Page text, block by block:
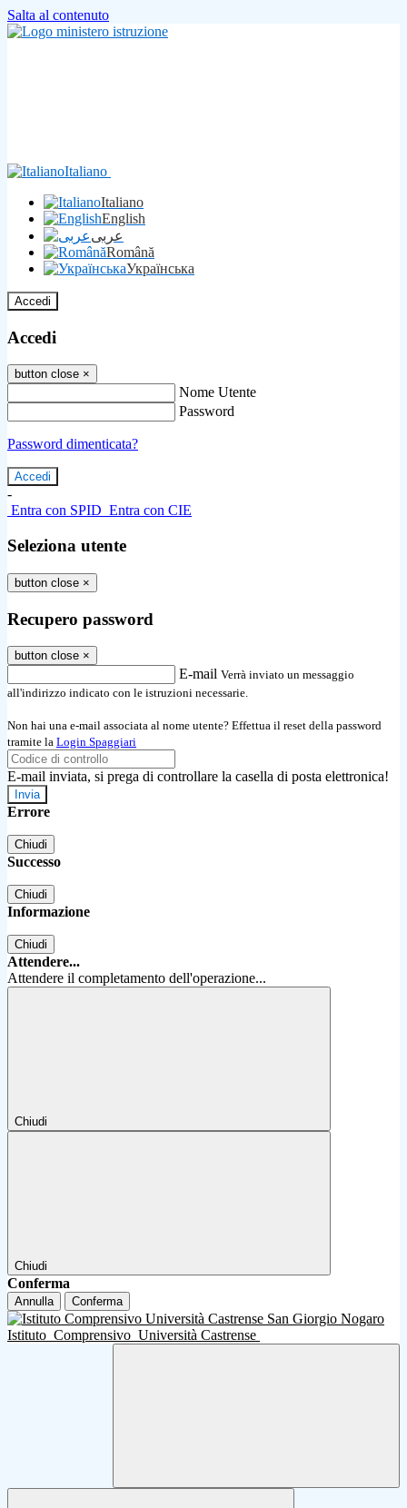
Salta al contenuto
Italiano
Italiano
English
عربى
Română
Українська
Accedi
Accedi
button close ×
Nome Utente
Password
Password dimenticata?
-
Entra con SPID Entra con CIE
Seleziona utente
button close ×
Recupero password
button close ×
E-mail Verrà inviato un messaggio
all'indirizzo indicato con le istruzioni necessarie.
Non hai una e-mail associata al nome utente? Effettua il reset della password
tramite la Login Spaggiari
E-mail inviata, si prega di controllare la casella di posta elettronica!
Errore
Chiudi
Successo
Chiudi
Informazione
Chiudi
Attendere...
Attendere il completamento dell'operazione...
Chiudi
Chiudi
Conferma
Annulla Conferma
Istituto Comprensivo Università Castrense